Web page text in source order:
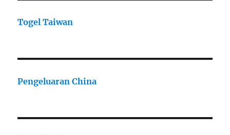
Togel Taiwan
Pengeluaran China